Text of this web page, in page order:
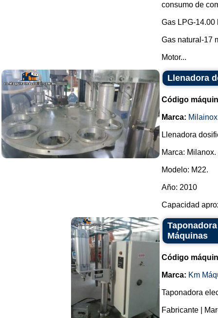
consumo de
Gas LPG-14.00
Gas natural-17
Motor...
Llenadora
Código
Marca: Milainox
Llenadora
Marca: Milanox.
Modelo: M22.
Año: 2010
Capacidad
Máquinas
Código
Marca: Km
Taponadora
Fabricante |